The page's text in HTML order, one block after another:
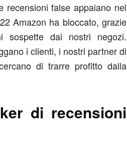
recensioni false appaiano nel
Amazon ha bloccato, grazie
sospette dai nostri negozi.
i clienti, i nostri partner di
di trarre profitto dalla
di recensioni